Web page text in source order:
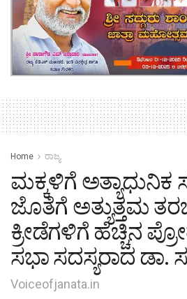
Home ರಾಜ್ಯ
ಮಕ್ಕಳಿಗೆ ಅತ್ಯಾಧುನಿಕ
ಜೊತೆಗೆ ಅತ್ಯುತ್ತಮ
ಕ್ರೀಡೆಗಳಿಗೆ ಹೆಚ್ಚಿನ
ಸಭಾ ಸದಸ್ಯರಾದ ಡಾ.
Voiceofjanata.in